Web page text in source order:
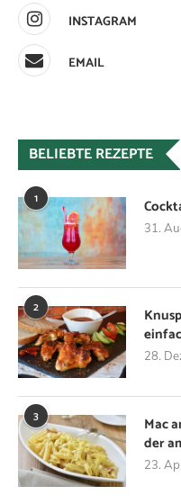
INSTAGRAM
EMAIL
BELIEBTE REZEPTE
1
31.
2
28.
3
Mac
der
23.